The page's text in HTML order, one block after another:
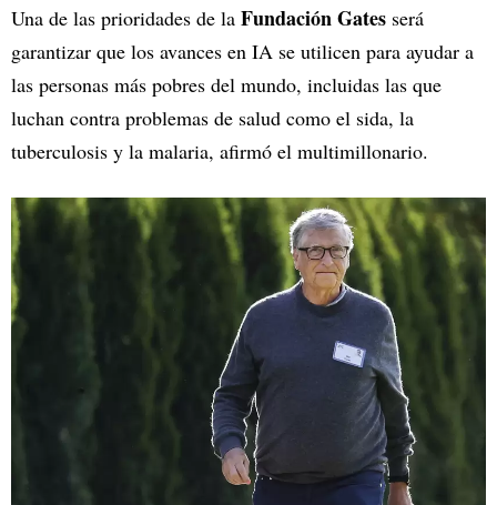
Una de las prioridades de la Fundación Gates será
garantizar que los avances en IA se utilicen para ayudar a
las personas más pobres del mundo, incluidas las que
luchan contra problemas de salud como el sida, la
tuberculosis y la malaria, afirmó el multimillonario.